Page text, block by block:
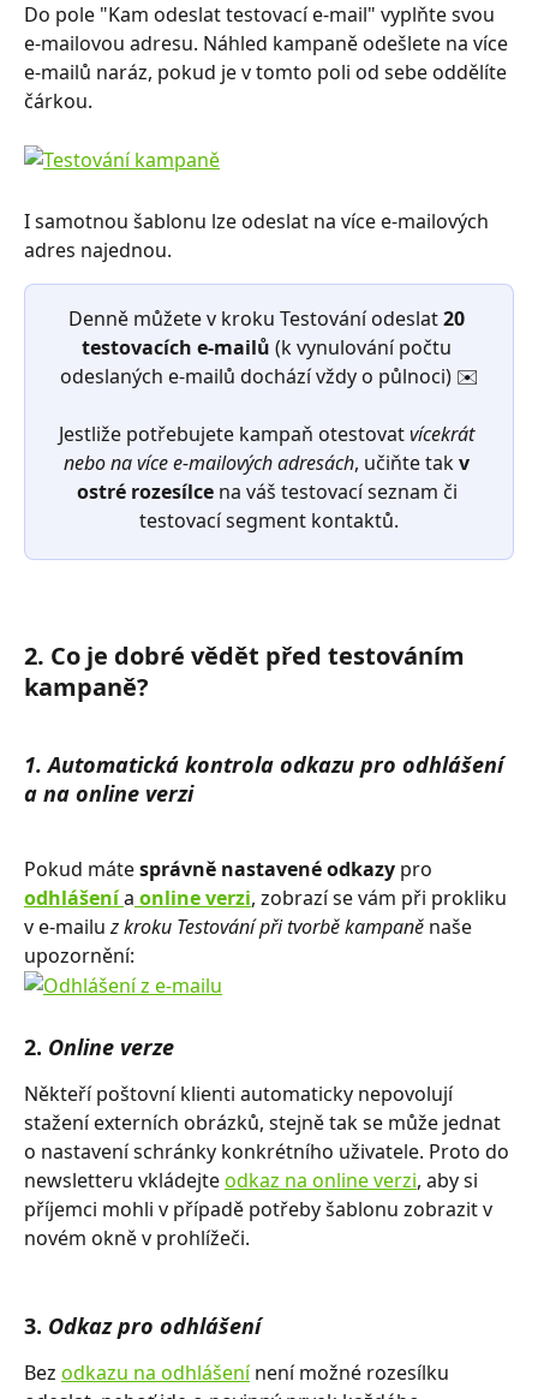
Do pole "Kam odeslat testovací e-mail" vyplňte svou
e-mailovou adresu. Náhled kampaně odešlete na více
e-mailů naráz, pokud je v tomto poli od sebe oddělíte
čárkou.
I samotnou šablonu lze odeslat na více e-mailových
adres najednou.
Denně můžete v kroku Testování odeslat 20
testovacích e-mailů (k vynulování počtu
odeslaných e-mailů dochází vždy o půlnoci) ✉️
Jestliže potřebujete kampaň otestovat vícekrát
nebo na více e-mailových adresách, učiňte tak v
ostré rozesílce na váš testovací seznam či
testovací segment kontaktů.
​2. Co je dobré vědět před testováním
kampaně?
1. Automatická kontrola odkazu pro odhlášení
a na online verzi
Pokud máte správně nastavené odkazy pro
odhlášení a online verzi, zobrazí se vám při prokliku
v e-mailu z kroku Testování při tvorbě kampaně naše
upozornění:
2. Online verze
Někteří poštovní klienti automaticky nepovolují
stažení externích obrázků, stejně tak se může jednat
o nastavení schránky konkrétního uživatele. Proto do
newsletteru vkládejte odkaz na online verzi, aby si
příjemci mohli v případě potřeby šablonu zobrazit v
novém okně v prohlížeči.
3. Odkaz pro odhlášení
Bez odkazu na odhlášení není možné rozesílku